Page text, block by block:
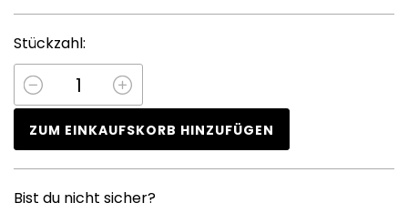
Stückzahl:
ZUM EINKAUFSKORB HINZUFÜGEN
Bist du nicht sicher?